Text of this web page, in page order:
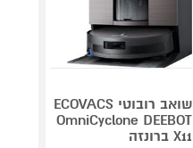
שואב רובוטי ECOVACS
OmniCyclone DEEBOT
X11 ברונזה